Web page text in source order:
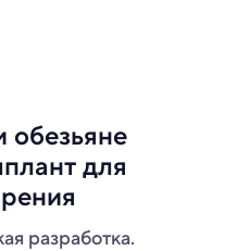
обезьяне
для
разработка.